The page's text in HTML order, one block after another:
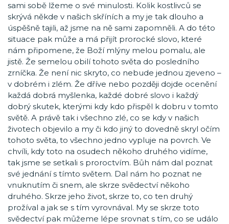
sami sobě lžeme o své minulosti. Kolik kostlivců se
skrývá někde v našich skříních a my je tak dlouho a
úspěšně tajili, až jsme na ně sami zapomněli. A do této
situace pak může a má přijít prorocké slovo, které
nám připomene, že Boží mlýny melou pomalu, ale
jistě. Že semelou obilí tohoto světa do posledního
zrníčka. Že není nic skryto, co nebude jednou zjeveno –
v dobrém i zlém. Že dříve nebo později dojde ocenění
každá dobrá myšlenka, každé dobré slovo i každý
dobrý skutek, kterými kdy kdo přispěl k dobru v tomto
světě. A právě tak i všechno zlé, co se kdy v našich
životech objevilo a my či kdo jiný to dovedně skryl očím
tohoto světa, to všechno jedno vypluje na povrch. Ve
chvíli, kdy toto na osudech někoho druhého vidíme,
tak jsme se setkali s proroctvím. Bůh nám dal poznat
své jednání s tímto světem. Dal nám ho poznat ne
vnuknutím či snem, ale skrze svědectví někoho
druhého. Skrze jeho život, skrze to, co ten druhý
prožíval a jak se s tím vyrovnával. My se skrze toto
svědectví pak můžeme lépe srovnat s tím, co se událo